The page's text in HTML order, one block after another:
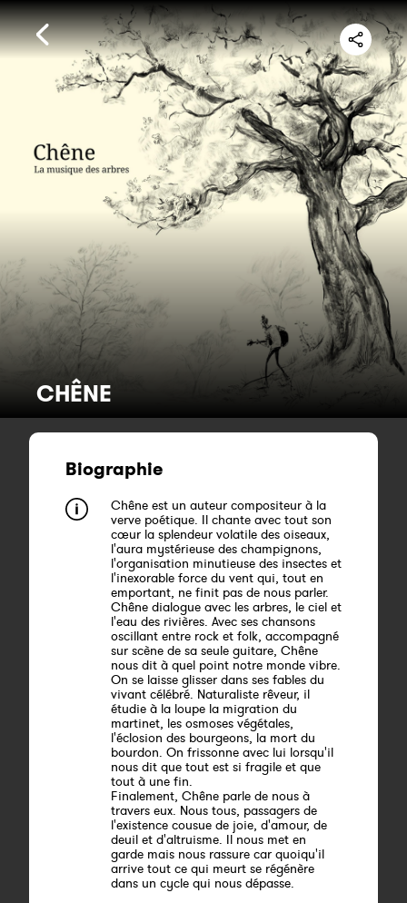
CHÊNE
Biographie
Chêne est un auteur compositeur à la
verve poétique. Il chante avec tout son
cœur la splendeur volatile des oiseaux,
l'aura mystérieuse des champignons,
l'organisation minutieuse des insectes et
l'inexorable force du vent qui, tout en
emportant, ne finit pas de nous parler.
Chêne dialogue avec les arbres, le ciel et
l'eau des rivières. Avec ses chansons
oscillant entre rock et folk, accompagné
sur scène de sa seule guitare, Chêne
nous dit à quel point notre monde vibre.
On se laisse glisser dans ses fables du
vivant célébré. Naturaliste rêveur, il
étudie à la loupe la migration du
martinet, les osmoses végétales,
l'éclosion des bourgeons, la mort du
bourdon. On frissonne avec lui lorsqu'il
nous dit que tout est si fragile et que
tout à une fin.
Finalement, Chêne parle de nous à
travers eux. Nous tous, passagers de
l'existence cousue de joie, d'amour, de
deuil et d'altruisme. Il nous met en
garde mais nous rassure car quoiqu'il
arrive tout ce qui meurt se régénère
dans un cycle qui nous dépasse.